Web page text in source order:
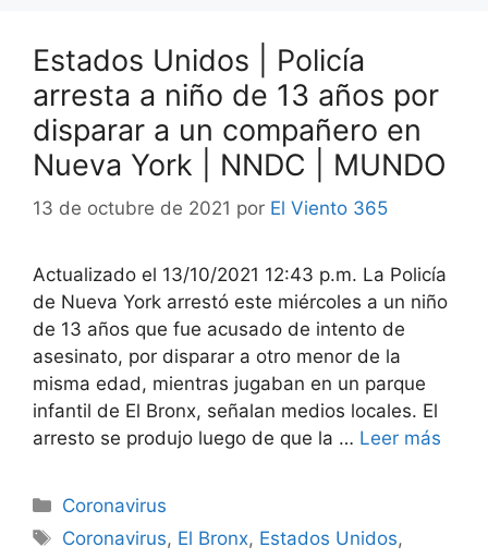
Estados Unidos | Policía
arresta a niño de 13 años por
disparar a un compañero en
Nueva York | NNDC | MUNDO
13 de octubre de 2021 por El Viento 365
Actualizado el 13/10/2021 12:43 p.m. La Policía
de Nueva York arrestó este miércoles a un niño
de 13 años que fue acusado de intento de
asesinato, por disparar a otro menor de la
misma edad, mientras jugaban en un parque
infantil de El Bronx, señalan medios locales. El
arresto se produjo luego de que la … Leer más
Categorías
Coronavirus
Etiquetas
Coronavirus, El Bronx, Estados Unidos,